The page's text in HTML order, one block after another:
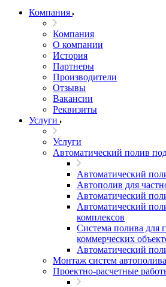
Компания
Компания
О компании
История
Партнеры
Производители
Отзывы
Вакансии
Реквизиты
Услуги
Услуги
Автоматический полив
Автоматический
Автополив для
Автоматический
Автоматический
комплексов
Система полива для
коммерческих
Автоматический
Монтаж систем автополива
Проектно-расчетные